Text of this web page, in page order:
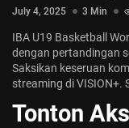
July 4, 2025 3 Min
IBA U19 Basketball
dengan pertandingan
Saksikan keseruan
streaming di VISION+.
Tonton